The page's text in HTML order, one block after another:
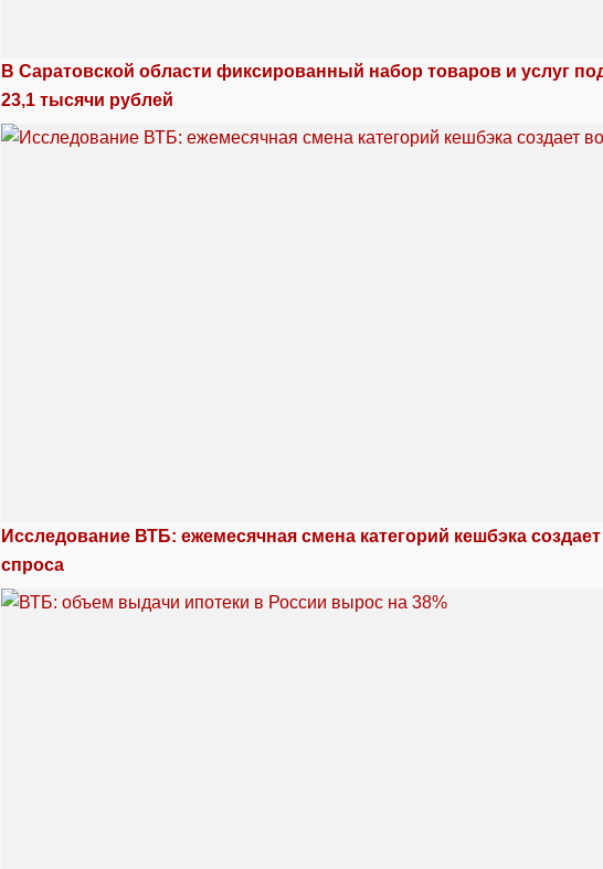
В Саратовской области фиксированный набор товаров и услуг
23,1 тысячи рублей
Исследование ВТБ: ежемесячная смена категорий кешбэка
спроса